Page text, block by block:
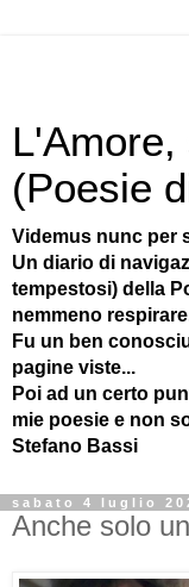
(Poesie
Videmus nunc per
Un diario di
tempestosi) della
nemmeno
Fu un ben
pagine viste...
Poi ad un certo
mie poesie e non
Stefano Bassi
sabato 4 luglio
Anche solo